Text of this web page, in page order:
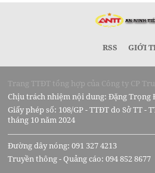
RSS GIỚI
Trang TTĐT tổng hợp của Công ty CP
Chịu trách nhiệm nội dung: Đặng Trọng
Giấy phép số: 108/GP - TTĐT do Sở TT -
tháng 10 năm 2024
Đường dây nóng: 091 327 4213
Truyền thông - Quảng cáo: 094 852 8677